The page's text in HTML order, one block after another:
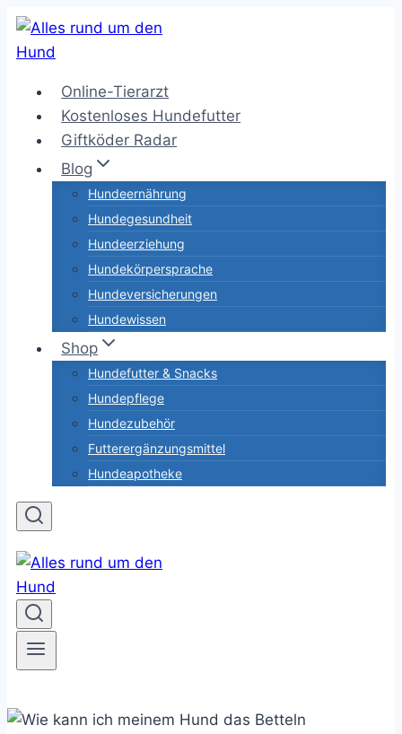
Zum
Inhalt
Online-Tierarzt
Kostenloses Hundefutter
Giftköder Radar
Blog
Hundeernährung
Hundegesundheit
Hundeerziehung
Hundekörpersprache
Hundeversicherungen
Hundewissen
Shop
Hundefutter & Snacks
Hundepflege
Hundezubehör
Futterergänzungsmittel
Hundeapotheke